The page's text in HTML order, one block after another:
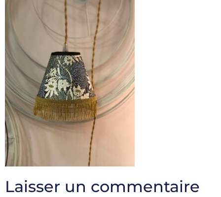
Laisser un commentaire